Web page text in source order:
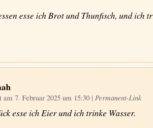
esse ich Brot und Thunfisch, und ich
am 7. Februar 2025 um 15:30 | Permanent-Link
esse ich Eier und ich trinke Wasser.